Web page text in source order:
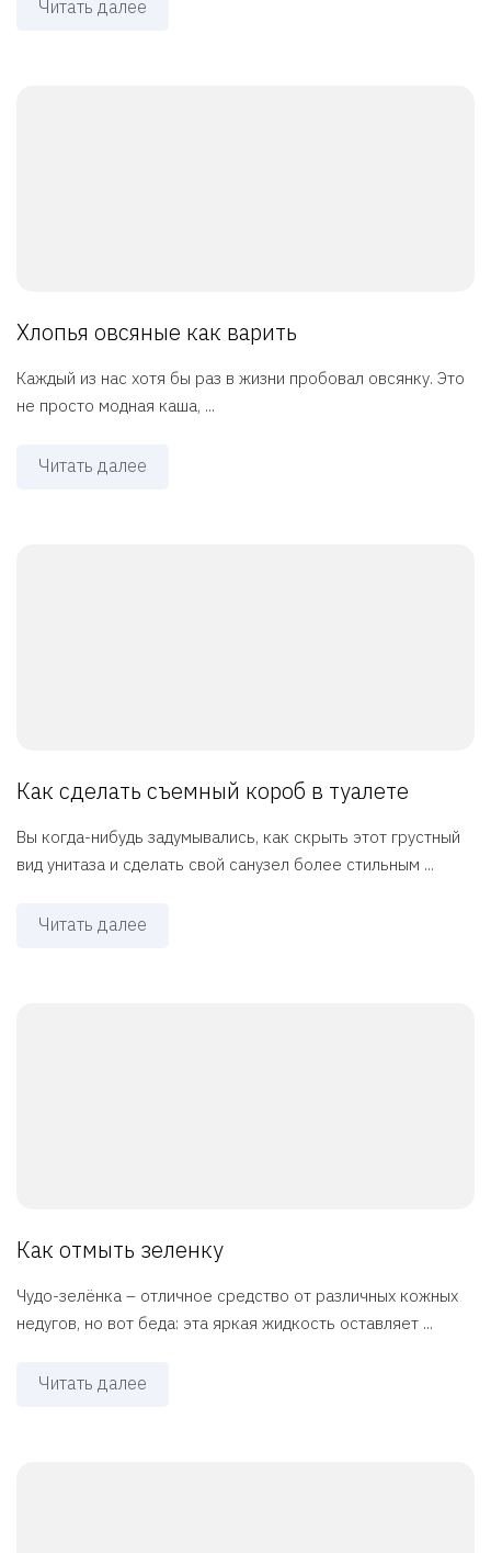
Читать далее
Хлопья овсяные как варить
Каждый из нас хотя бы раз в жизни пробовал овсянку. Это
не просто модная каша, ...
Читать далее
Как сделать съемный короб в туалете
Вы когда-нибудь задумывались, как скрыть этот грустный
вид унитаза и сделать свой санузел более стильным ...
Читать далее
Как отмыть зеленку
Чудо-зелёнка – отличное средство от различных кожных
недугов, но вот беда: эта яркая жидкость оставляет ...
Читать далее